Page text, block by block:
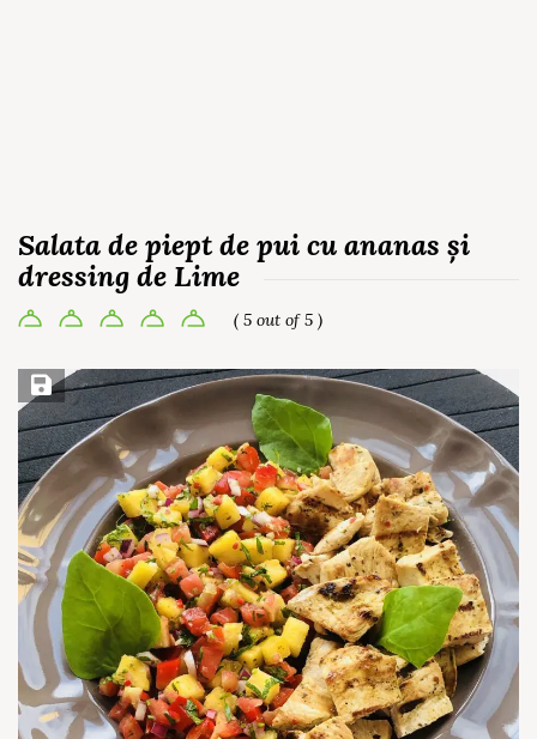
Salata de piept de pui cu ananas și
dressing de Lime
( 5 out of 5 )
Save Recipe